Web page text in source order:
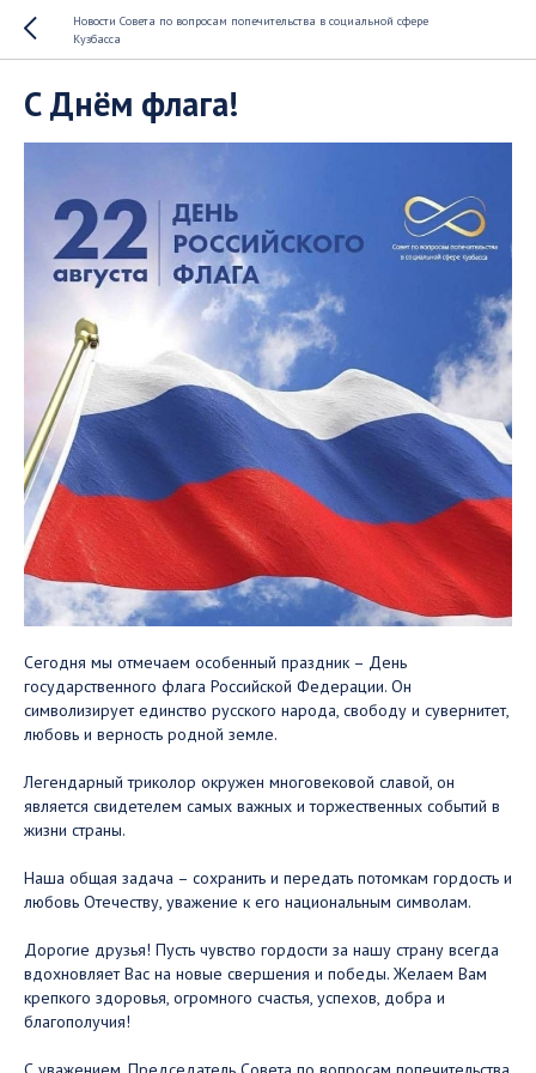
Новости Совета по вопросам попечительства в социальной сфере
Кузбасса
С Днём флага!
Сегодня мы отмечаем особенный праздник – День
государственного флага Российской Федерации. Он
символизирует единство русского народа, свободу и сувернитет,
любовь и верность родной земле.
Легендарный триколор окружен многовековой славой, он
является свидетелем самых важных и торжественных событий в
жизни страны.
Наша общая задача – сохранить и передать потомкам гордость и
любовь Отечеству, уважение к его национальным символам.
Дорогие друзья! Пусть чувство гордости за нашу страну всегда
вдохновляет Вас на новые свершения и победы. Желаем Вам
крепкого здоровья, огромного счастья, успехов, добра и
благополучия!